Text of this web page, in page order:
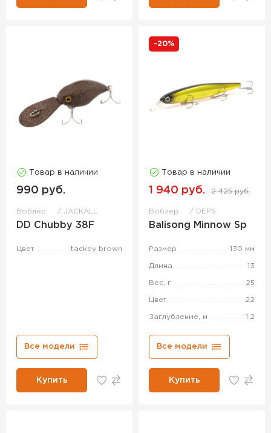
Товар в наличии
990 руб.
Воблер JACKALL
DD Chubby 38F
Цвет tackey brown
Все модели
Купить
-20%
Товар в наличии
1 940 руб. 2 425 руб.
Воблер DEPS
Balisong Minnow Sp
Размер 130 мм
Длина 13
Вес, г 25
Цвет 22
Заглубление, м 1.2
Все модели
Купить